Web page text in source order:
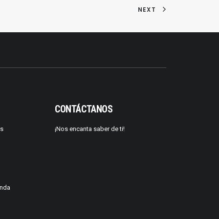
NEXT
CONTÁCTANOS
¡Nos encanta saber de ti!